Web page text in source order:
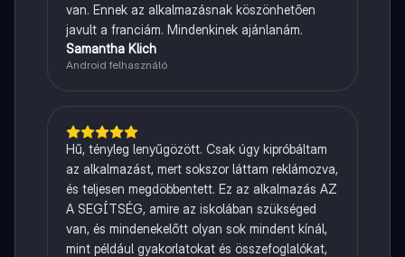
van. Ennek az alkalmazásnak köszönhetően
javult a franciám. Mindenkinek ajánlanám.
Samantha Klich
Android felhasználó
Hű, tényleg lenyűgözött. Csak úgy kipróbáltam
az alkalmazást, mert sokszor láttam reklámozva,
és teljesen megdöbbentett. Ez az alkalmazás AZ
A SEGÍTSÉG, amire az iskolában szükséged
van, és mindenekelőtt olyan sok mindent kínál,
mint például gyakorlatokat és összefoglalókat,